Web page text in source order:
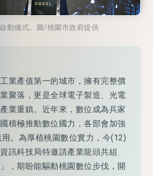
動儀式。圖/桃園市政府提供
業產值第一的城市，擁有完整價
聚落，更是全球電子製造、光電
業重鎮。近年來，數位成為兵家
積極推動數位國力，各部會加強
。為厚植桃園數位實力，今(12)
訊科技局特邀請產業龍頭共組
」，期盼能驅動桃園數位步伐，開